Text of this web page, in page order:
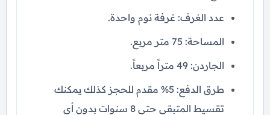
عدد الغرف: غرفة نوم واحدة.
المساحة: 75 متر مربع.
الجاردن: 49 متراً مربعاً.
طرق الدفع: 5% مقدم للحجز كذلك يمكنك
تقسيط المتبقي حتي 8 سنوات بدون أي